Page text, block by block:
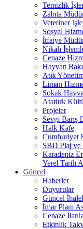
Temizlik
Zabıta
Veteriner
Sosyal
İtfaiye
Nikah
Cenaze
Hayvan
Atık
Liman
Sokak
Atatürk
Projeler
Sevgi Barış
Halk Kafe
Cumhuriyet
SBD Plaj ve
Karadeniz
Yerel Tarih
Güncel
Haberler
Duyurular
Güncel
İmar Planı
Cenaze
Etkinlik